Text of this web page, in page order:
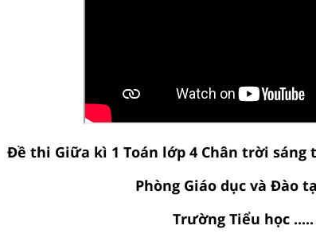
Đề thi Giữa kì 1 Toán lớp 4 Chân trời sáng
Phòng Giáo dục và Đào
Trường Tiểu học .....